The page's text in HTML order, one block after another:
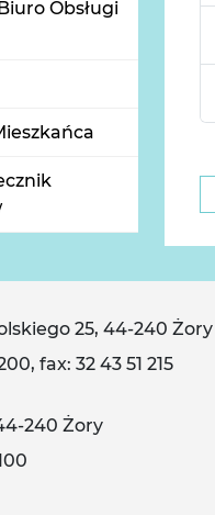
Obsługi
25, 44-240 Żory
fax: 32 43 51 215
240 Żory